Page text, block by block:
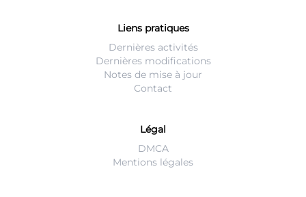
Liens pratiques
Dernières activités
Dernières modifications
Notes de mise à jour
Contact
Légal
DMCA
Mentions légales